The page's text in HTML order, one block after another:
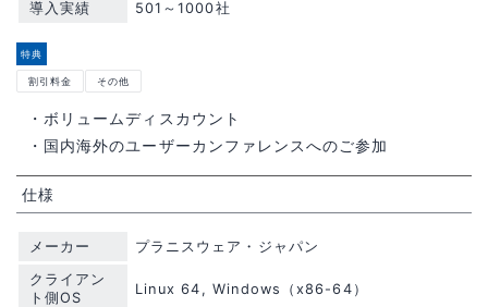
導入実績 501～1000社
特典
割引料金 その他
・ボリュームディスカウント
・国内海外のユーザーカンファレンスへのご参加
仕様
メーカー
プラニスウェア・ジャパン
クライアン
ト側OS
Linux 64, Windows（x86-64）